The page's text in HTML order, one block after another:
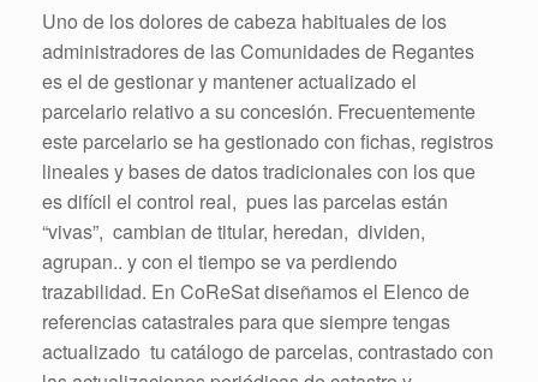
Uno de los dolores de cabeza habituales de los
administradores de las Comunidades de Regantes
es el de gestionar y mantener actualizado el
parcelario relativo a su concesión. Frecuentemente
este parcelario se ha gestionado con fichas, registros
lineales y bases de datos tradicionales con los que
es difícil el control real, pues las parcelas están
“vivas”, cambian de titular, heredan, dividen,
agrupan.. y con el tiempo se va perdiendo
trazabilidad. En CoReSat diseñamos el Elenco de
referencias catastrales para que siempre tengas
actualizado tu catálogo de parcelas, contrastado con